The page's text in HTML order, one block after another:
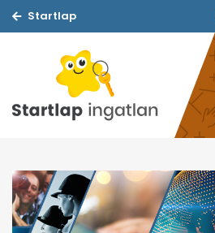
Startlap